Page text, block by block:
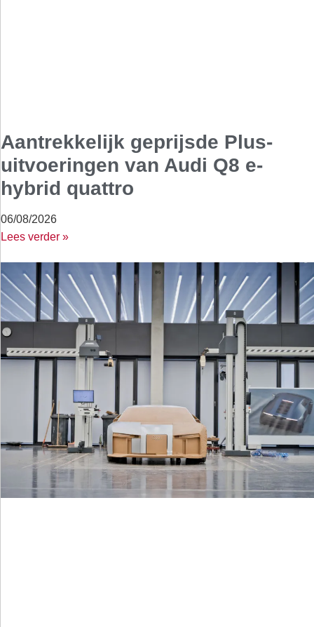
Aantrekkelijk geprijsde Plus-
uitvoeringen van Audi Q8 e-
hybrid quattro
06/08/2026
Lees verder »